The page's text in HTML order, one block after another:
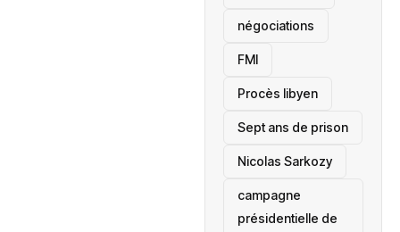
négociations
FMI
Procès libyen
Sept ans de prison
Nicolas Sarkozy
campagne
présidentielle de